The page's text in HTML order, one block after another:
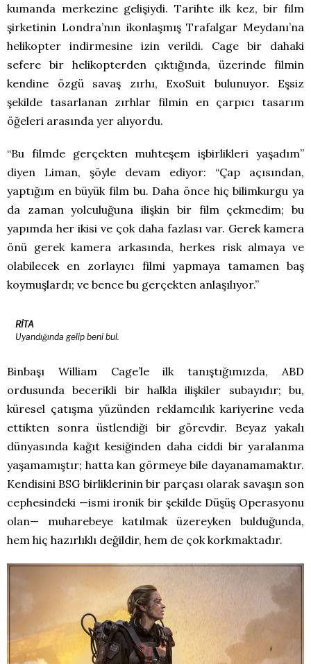
kumanda merkezine gelişiydi. Tarihte ilk kez, bir film
şirketinin Londra’nın ikonlaşmış Trafalgar Meydanı’na
helikopter indirmesine izin verildi. Cage bir dahaki
sefere bir helikopterden çıktığında, üzerinde filmin
kendine özgü savaş zırhı, ExoSuit bulunuyor. Eşsiz
şekilde tasarlanan zırhlar filmin en çarpıcı tasarım
öğeleri arasında yer alıyordu.
“Bu filmde gerçekten muhteşem işbirlikleri yaşadım”
diyen Liman, şöyle devam ediyor: “Çap açısından,
yaptığım en büyük film bu. Daha önce hiç bilimkurgu ya
da zaman yolculuğuna ilişkin bir film çekmedim; bu
yapımda her ikisi ve çok daha fazlası var. Gerek kamera
önü gerek kamera arkasında, herkes risk almaya ve
olabilecek en zorlayıcı filmi yapmaya tamamen baş
koymuşlardı; ve bence bu gerçekten anlaşılıyor.”
RİTA
Uyandığında gelip beni bul.
Binbaşı William Cage’le ilk tanıştığımızda, ABD
ordusunda becerikli bir halkla ilişkiler subayıdır; bu,
küresel çatışma yüzünden reklamcılık kariyerine veda
ettikten sonra üstlendiği bir görevdir. Beyaz yakalı
dünyasında kağıt kesiğinden daha ciddi bir yaralanma
yaşamamıştır; hatta kan görmeye bile dayanamamaktır.
Kendisini BSG birliklerinin bir parçası olarak savaşın son
cephesindeki —ismi ironik bir şekilde Düşüş Operasyonu
olan— muharebeye katılmak üzereyken bulduğunda,
hem hiç hazırlıklı değildir, hem de çok korkmaktadır.